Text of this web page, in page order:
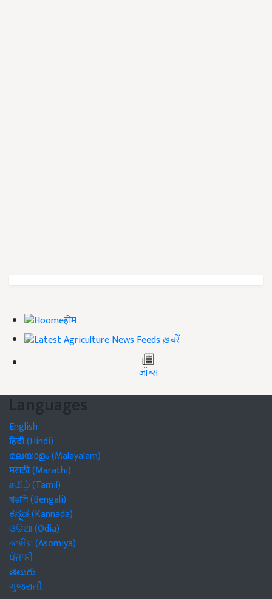
होम
ख़बरें
जॉब्स
Languages
English
हिंदी (Hindi)
മലയാളം (Malayalam)
मराठी (Marathi)
தமிழ் (Tamil)
বাঙালি (Bengali)
ಕನ್ನಡ (Kannada)
ଓଡିଆ (Odia)
অসমীয়া (Asomiya)
ਪੰਜਾਬੀ
తెలుగు
ગુજરાતી